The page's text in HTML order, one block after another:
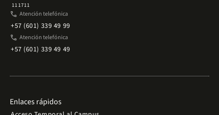
111711
phone Atención telefónica
+57 (601) 339 49 99
phone Atención telefónica
+57 (601) 339 49 49
Enlaces rápidos